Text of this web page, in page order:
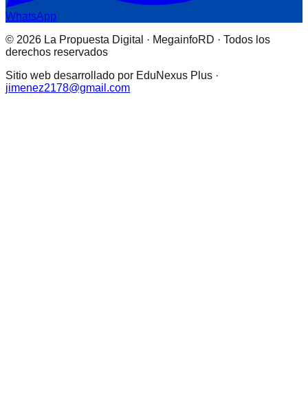
WhatsApp
© 2026 La Propuesta Digital · MegainfoRD · Todos los
derechos reservados
Sitio web desarrollado por EduNexus Plus ·
jimenez2178@gmail.com